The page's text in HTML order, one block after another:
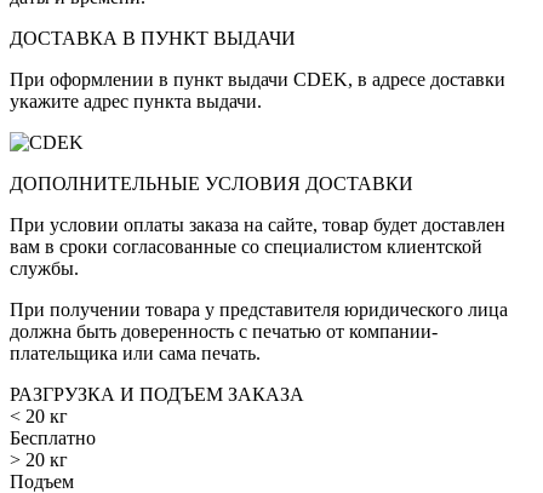
ДОСТАВКА В ПУНКТ ВЫДАЧИ
При оформлении в пункт выдачи CDEK, в адресе доставки
укажите адрес пункта выдачи.
ДОПОЛНИТЕЛЬНЫЕ УСЛОВИЯ ДОСТАВКИ
При условии оплаты заказа на сайте, товар будет доставлен
вам в сроки согласованные со специалистом клиентской
службы.
При получении товара у представителя юридического лица
должна быть доверенность с печатью от компании-
плательщика или сама печать.
РАЗГРУЗКА И ПОДЪЕМ ЗАКАЗА
< 20 кг
Бесплатно
> 20 кг
Подъем